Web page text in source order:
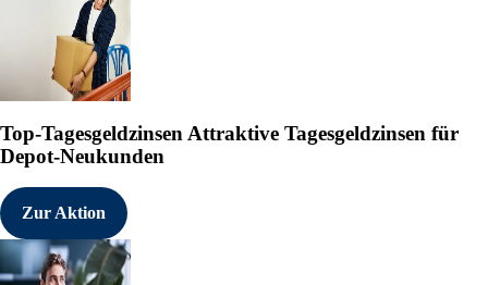
Top-Tagesgeldzinsen Attraktive Tagesgeldzinsen für
Depot-Neukunden
Zur Aktion